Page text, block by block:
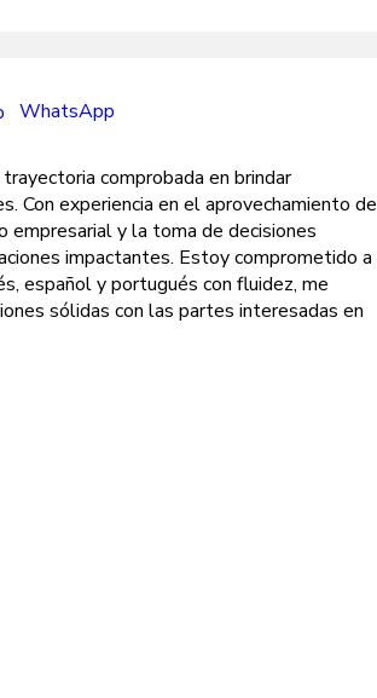
WhatsApp
comprobada en brindar
Con experiencia en el aprovechamiento de
empresarial y la toma de decisiones
impactantes. Estoy comprometido a
español y portugués con fluidez, me
sólidas con las partes interesadas en